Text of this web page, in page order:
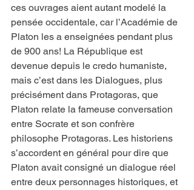
ces ouvrages aient autant modelé la
pensée occidentale, car l’Académie de
Platon les a enseignées pendant plus
de 900 ans! La République est
devenue depuis le credo humaniste,
mais c’est dans les Dialogues, plus
précisément dans Protagoras, que
Platon relate la fameuse conversation
entre Socrate et son confrère
philosophe Protagoras. Les historiens
s’accordent en général pour dire que
Platon avait consigné un dialogue réel
entre deux personnages historiques, et